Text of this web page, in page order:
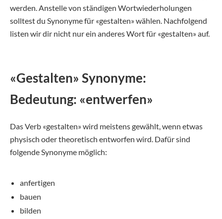
werden. Anstelle von ständigen Wortwiederholungen
solltest du Synonyme für «gestalten» wählen. Nachfolgend
listen wir dir nicht nur ein anderes Wort für «gestalten» auf.
«Gestalten» Synonyme:
Bedeutung: «entwerfen»
Das Verb «gestalten» wird meistens gewählt, wenn etwas
physisch oder theoretisch entworfen wird. Dafür sind
folgende Synonyme möglich:
anfertigen
bauen
bilden